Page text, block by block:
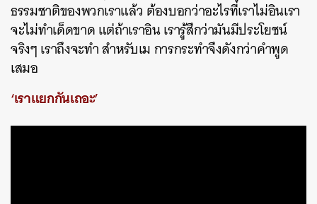
ธรรมชาติของพวกเราแล้ว ต้องบอกว่าอะไรที่เราไม่อินเรา
จะไม่ทำเด็ดขาด แต่ถ้าเราอิน เรารู้สึกว่ามันมีประโยชน์
จริงๆ เราถึงจะทำ สำหรับเม การกระทำจึงดังกว่าคำพูด
เสมอ
‘เราแยกกันเถอะ’